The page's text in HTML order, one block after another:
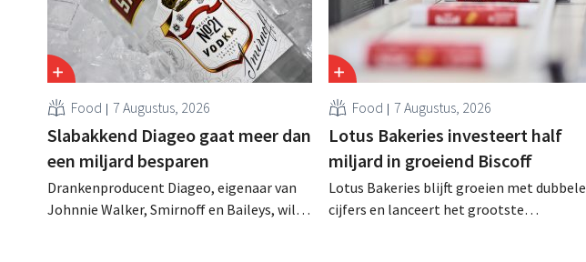
Food 7 Augustus, 2026
Slabakkend Diageo gaat meer dan
een miljard besparen
Drankenproducent Diageo, eigenaar van
Johnnie Walker, Smirnoff en Baileys, wil
Food 7 Augustus, 2026
Lotus Bakeries investeert half
miljard in groeiend Biscoff
Lotus Bakeries blijft groeien met dubbele
cijfers en lanceert het grootste